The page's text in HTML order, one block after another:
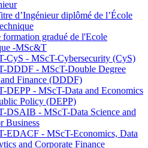
d’Ingénieur diplômé de l’École
gradué de l'Ecole
-MSc&T
CyS - MScT-Cybersecurity (CyS)
DDDF - MScT-Double Degree
Finance (DDDF)
DEPP - MScT-Data and Economics
Policy (DEPP)
DSAIB - MScT-Data Science and
Business
EDACF - MScT-Economics, Data
and Corporate Finance